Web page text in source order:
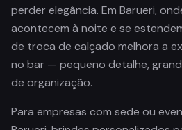
perder elegância. Em Barueri,
acontecem à noite e se
de troca de calçado melhora a
no bar — pequeno detalhe,
de organização.
Para empresas com sede ou